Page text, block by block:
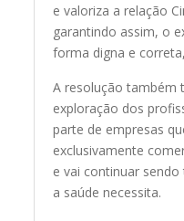
e valoriza a relação
garantindo assim, o
forma digna e
A resolução também
exploração dos
parte de empresas
exclusivamente
e vai continuar
a saúde necessita.